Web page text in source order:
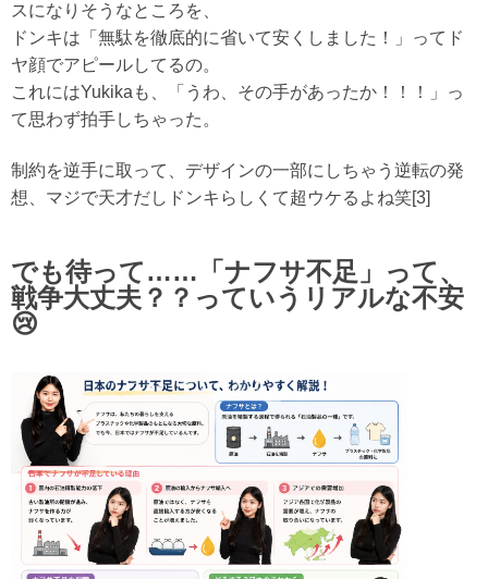
スになりそうなところを、
ドンキは 「無駄を徹底的に省いて安くしました！」
ってド
ヤ顔でアピールしてるの。
これにはYukikaも、
「うわ、その手があったか！！！」
っ
て思わず拍手しちゃった。
制約を逆手に取って、デザインの一部にしちゃう逆転の発
想、マジで天才だしドンキらしくて超ウケるよね笑[3]
でも待って……「ナフサ不足」って、
戦争大丈夫？？っていうリアルな不安
😢